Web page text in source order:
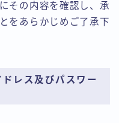
その内容を確認し、承
をあらかじめご了承下
レス及びパスワー